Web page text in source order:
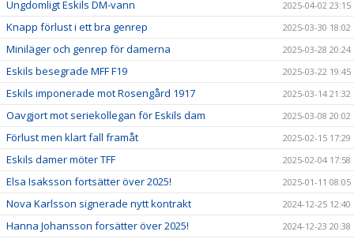
Ungdomligt Eskils DM-vann 2025-04-02 23:15
Knapp förlust i ett bra genrep 2025-03-30 18:02
Miniläger och genrep för damerna 2025-03-28 20:24
Eskils besegrade MFF F19 2025-03-22 19:45
Eskils imponerade mot Rosengård 1917 2025-03-14 21:32
Oavgjort mot seriekollegan för Eskils dam 2025-03-08 20:02
Förlust men klart fall framåt 2025-02-15 17:29
Eskils damer möter TFF 2025-02-04 17:58
Elsa Isaksson fortsätter över 2025! 2025-01-11 08:05
Nova Karlsson signerade nytt kontrakt 2024-12-25 12:40
Hanna Johansson forsätter över 2025! 2024-12-23 20:38